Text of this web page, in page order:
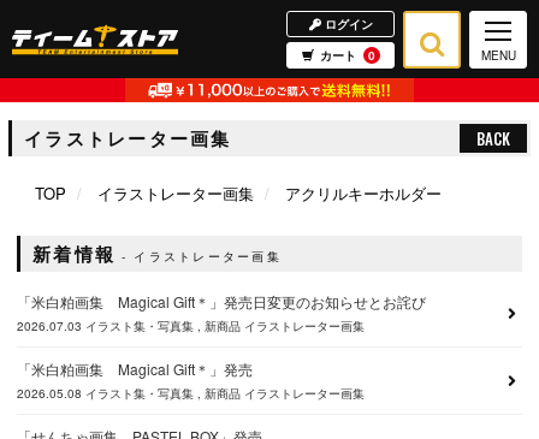
ログイン
カート
0 MENU
イラストレーター画集 BACK
TOP イラストレーター画集 アクリルキーホルダー
新着情報 イラストレーター画集
「米白粕画集 Magical Gift＊」発売日変更のお知らせとお詫び
2026.07.03 イラスト集・写真集 新商品 イラストレーター画集
「米白粕画集 Magical Gift＊」発売
2026.05.08 イラスト集・写真集 新商品 イラストレーター画集